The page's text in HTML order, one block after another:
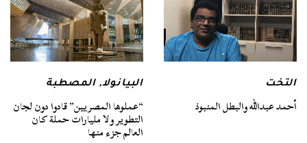
التخت
أحمد عبدالله والبطل المنبوذ
البيانولا,المصطبة
“عملوها المصريين” قادوا دون لجان
التطوير ولا مليارات حملة كان
العالم جزء منها